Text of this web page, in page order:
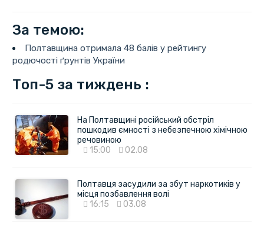
За темою:
Полтавщина отримала 48 балів у рейтингу
родючості ґрунтів України
Топ-5 за тиждень :
На Полтавщині російський обстріл
пошкодив ємності з небезпечною хімічною
речовиною
15:00
02.08
Полтавця засудили за збут наркотиків у
місця позбавлення волі
16:15
03.08